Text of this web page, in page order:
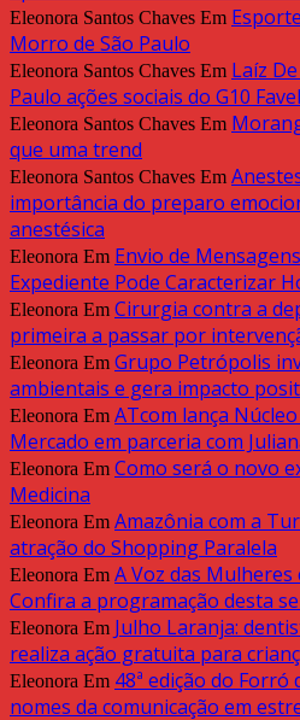
Eleonora Santos Chaves Em
Morro de São Paulo
Eleonora Santos Chaves Em Laíz
Paulo ações sociais do G10
Eleonora Santos Chaves Em
que uma trend
Eleonora Santos Chaves Em
importância do preparo
anestésica
Eleonora Em Envio de
Expediente Pode Caracterizar
Eleonora Em Cirurgia contra a
primeira a passar por
Eleonora Em Grupo Petrópolis
ambientais e gera impacto
Eleonora Em ATcom lança
Mercado em parceria com
Eleonora Em Como será o novo
Medicina
Eleonora Em Amazônia com a
atração do Shopping Paralela
Eleonora Em A Voz das
Confira a programação desta
Eleonora Em Julho Laranja:
realiza ação gratuita para
Eleonora Em 48ª edição do
nomes da comunicação em